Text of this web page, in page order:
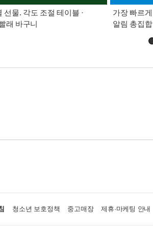
선물. 각도 조절 테이블 ·
래 바구니
가장 빠르
알림 총집합
청소년 보호정책 중고매장 제휴·마케팅 안내